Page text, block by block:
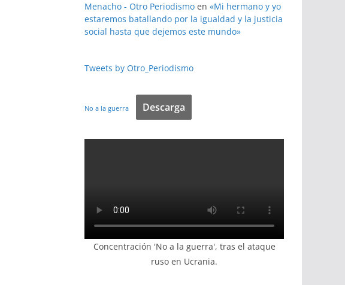
Menacho - Otro Periodismo en «Mi hermano y yo
estaremos batallando por la igualdad y la justicia
social hasta que dejemos este mundo»
Tweets by Otro_Periodismo
No a la guerra Descarga
Concentración 'No a la guerra', tras el ataque
ruso en Ucrania.